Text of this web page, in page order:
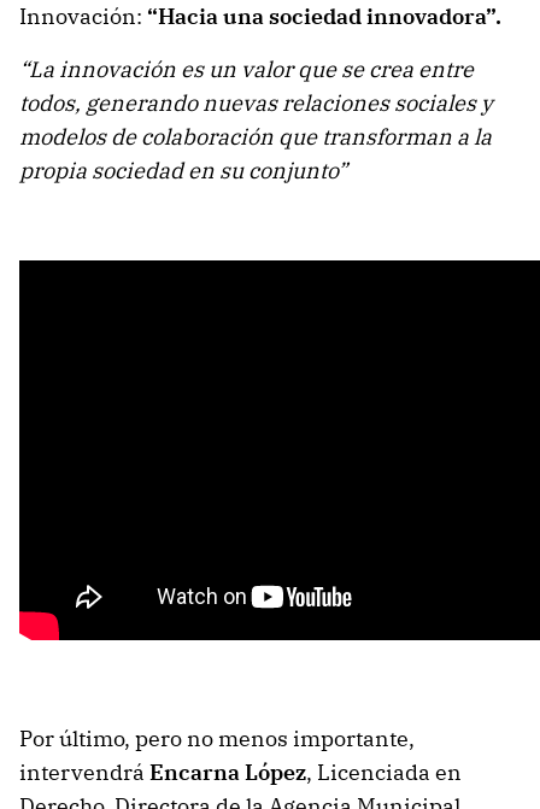
Innovación: “Hacia una sociedad innovadora”.
“La innovación es un valor que se crea entre
todos, generando nuevas relaciones sociales y
modelos de colaboración que transforman a la
propia sociedad en su conjunto”
Por último, pero no menos importante,
intervendrá Encarna López, Licenciada en